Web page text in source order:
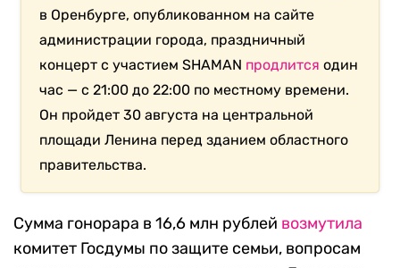
в Оренбурге, опубликованном на сайте
администрации города, праздничный
концерт с участием SHAMAN продлится один
час — с 21:00 до 22:00 по местному времени.
Он пройдет 30 августа на центральной
площади Ленина перед зданием областного
правительства.
Сумма гонорара в 16,6 млн рублей возмутила
комитет Госдумы по защите семьи, вопросам